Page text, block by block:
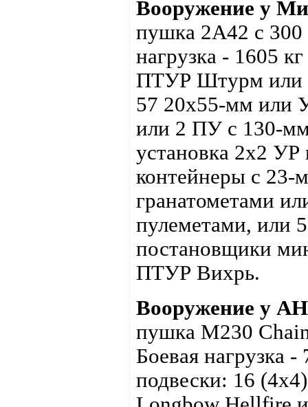
Вооружение у
пушка 2А42 с 300
нагрузка - 1605
ПТУР Штурм или
57 20х55-мм или
или 2 ПУ с 130-
установка 2х2 УР
контейнеры с
гранатометами
пулеметами, или
постановщики
ПТУР Вихрь.
Вооружение у
пушка M230
Боевая нагрузка -
подвески: 16